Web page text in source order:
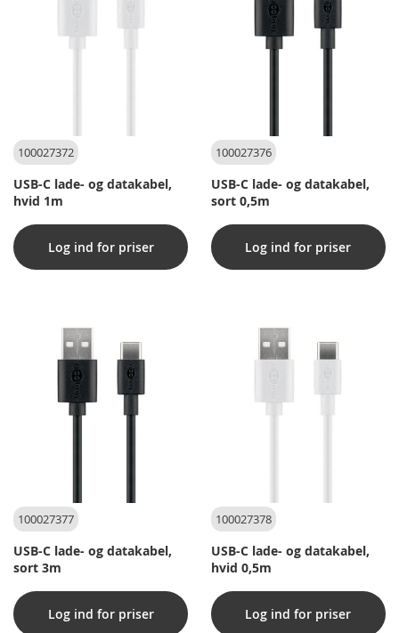
100027372
USB-C lade- og datakabel,
hvid 1m
Log ind for priser
100027376
USB-C lade- og datakabel,
sort 0,5m
Log ind for priser
100027377
USB-C lade- og datakabel,
sort 3m
Log ind for priser
100027378
USB-C lade- og datakabel,
hvid 0,5m
Log ind for priser